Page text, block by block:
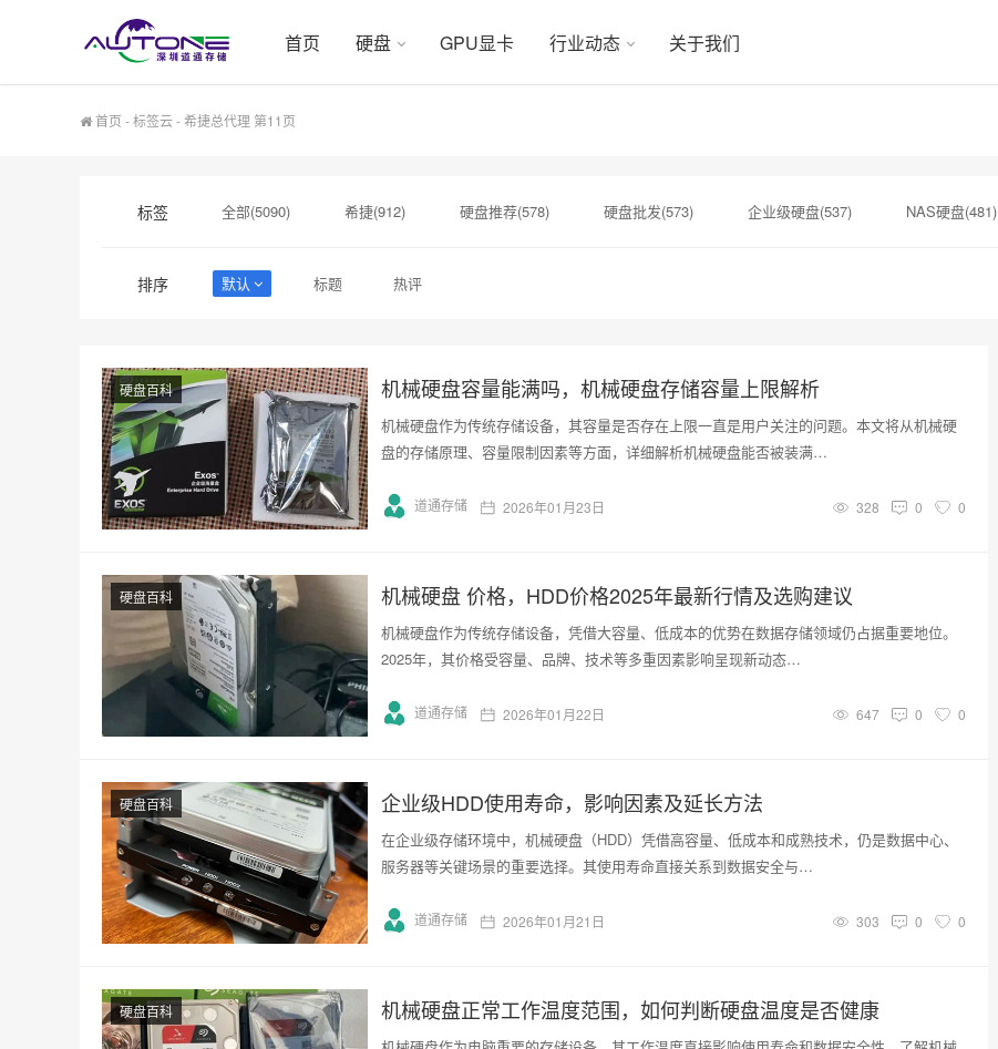
首页 硬盘 GPU显卡 行业动态 关于我们
首页 -标签云- 希捷总代理 第11页
标签 全部(5090) 希捷(912) 硬盘推荐(578) 硬盘批发(573) 企业级硬盘(537) NAS硬盘(481)
排序 默认 标题 热评
硬盘百科 机械硬盘容量能满吗，机械硬盘存储容量上限解析
机械硬盘作为传统存储设备，其容量是否存在上限一直是用户关注的问题。本文将从机械硬
盘的存储原理、容量限制因素等方面，详细解析机械硬盘能否被装满…
道通存储 2026年01月23日 328 0 0
硬盘百科 机械硬盘 价格，HDD价格2025年最新行情及选购建议
机械硬盘作为传统存储设备，凭借大容量、低成本的优势在数据存储领域仍占据重要地位。
2025年，其价格受容量、品牌、技术等多重因素影响呈现新动态…
道通存储 2026年01月22日 647 0 0
硬盘百科 企业级HDD使用寿命，影响因素及延长方法
在企业级存储环境中，机械硬盘（HDD）凭借高容量、低成本和成熟技术，仍是数据中心、
服务器等关键场景的重要选择。其使用寿命直接关系到数据安全与…
道通存储 2026年01月21日 303 0 0
硬盘百科 机械硬盘正常工作温度范围，如何判断硬盘温度是否健康